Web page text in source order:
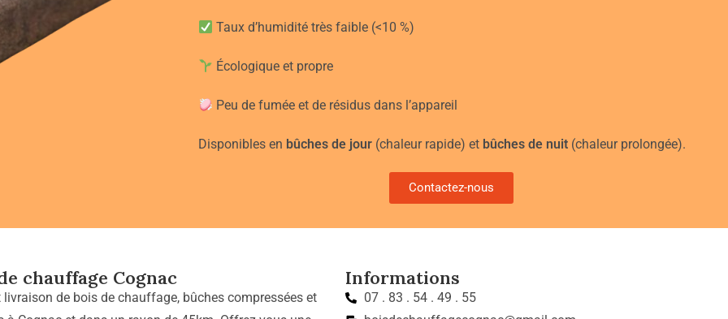
Taux d’humidité très faible (<10 %)
Écologique et propre
Peu de fumée et de résidus dans l’appareil
Disponibles en bûches de jour (chaleur rapide) et bûches de nuit (chaleur prolongée).
Contactez-nous
chauffage Cognac
livraison de bois de chauffage, bûches compressées et
Informations
07 . 83 . 54 . 49 . 55